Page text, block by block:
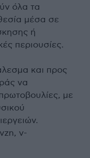
όλα τα
μέσα σε
ή
περιουσίες.
και προς
να
με
v-